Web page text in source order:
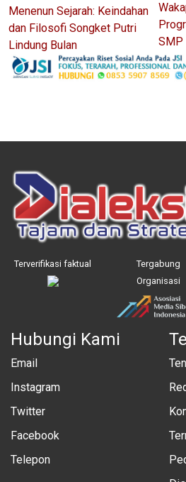
Menenun Sejarah: Keindahan
dan Filosofi Songket Putri
Lindung Bulan
SMP
Terverifikasi faktual
Tergabung
Organisasi
Hubungi Kami
Email
Instagram
Twitter
Facebook
Telepon